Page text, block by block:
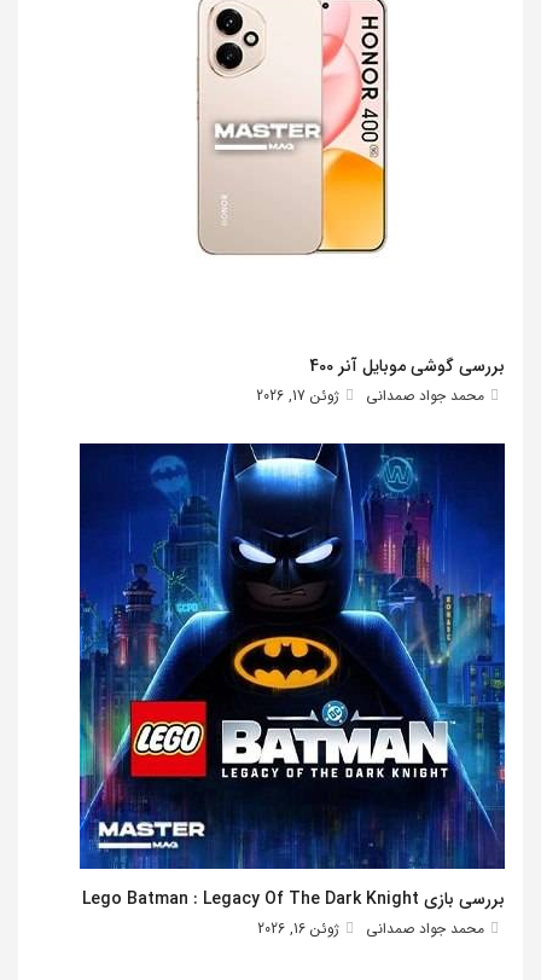
بررسی گوشی موبایل آنر 400
محمد جواد صمدانی ژوئن 17, 2026
بررسی بازی Lego Batman : Legacy Of The Dark Knight
محمد جواد صمدانی ژوئن 16, 2026